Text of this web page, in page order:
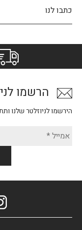
כתבו לנו
הרשמו
הירשמו לניוזלטר שלנו